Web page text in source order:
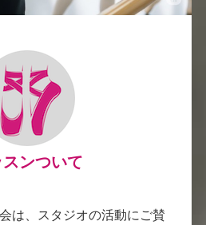
スンついて
は、スタジオの活動にご賛